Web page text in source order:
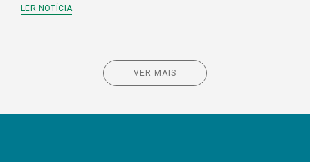
LER NOTÍCIA
VER MAIS